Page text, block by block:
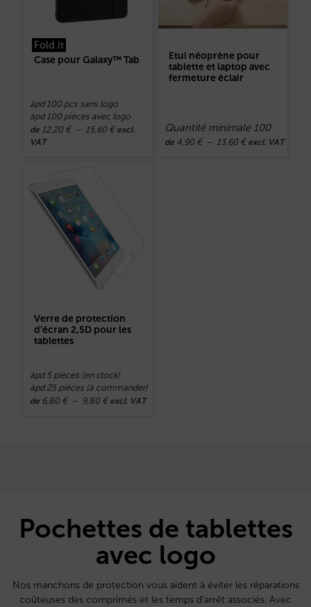
Fold.it
Case pour Galaxy™ Tab
àpd 100 pcs sans logo
àpd 100 pièces avec logo
de 12,20 € – 15,60 €excl.
VAT
Etui néoprène pour
tablette et laptop avec
fermeture éclair
Quantité minimale 100
de 4,90 € – 13,60 €excl. VAT
Verre de protection
d’écran 2,5D pour les
tablettes
àpd 5 pièces (en stock)
àpd 25 pièces (à commander)
de 6,80 € – 9,80 €excl. VAT
Pochettes de tablettes
avec logo
Nos manchons de protection vous aident à éviter les réparations
coûteuses des comprimés et les temps d’arrêt associés. Avec